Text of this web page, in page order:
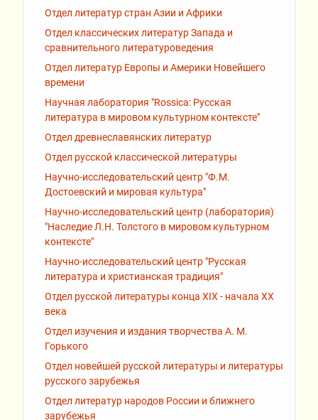
Отдел литератур стран Азии и Африки
Отдел классических литератур Запада и
сравнительного литературоведения
Отдел литератур Европы и Америки Новейшего
времени
Научная лаборатория "Rossiсa: Русская
литература в мировом культурном контексте"
Отдел древнеславянских литератур
Отдел русской классической литературы
Научно-исследовательский центр "Ф.М.
Достоевский и мировая культура"
Научно-исследовательский центр (лаборатория)
"Наследие Л.Н. Толстого в мировом культурном
контексте"
Научно-исследовательский центр "Русская
литература и христианская традиция"
Отдел русской литературы конца XIX - начала XX
века
Отдел изучения и издания творчества А. М.
Горького
Отдел новейшей русской литературы и литературы
русского зарубежья
Отдел литератур народов России и ближнего
зарубежья